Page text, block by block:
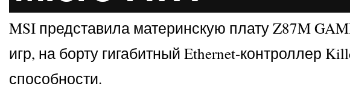
MSI представила материнскую плату Z87M
игр, на борту гигабитный Ethernet-контроллер
способности.